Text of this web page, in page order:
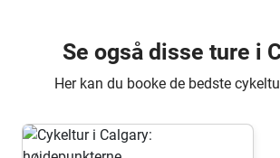
Se også disse ture i
Her kan du booke de bedste